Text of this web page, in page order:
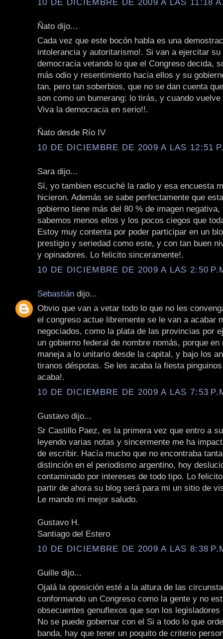
Ñato dijo...
Cada vez que este bocón habla es una
intolerancia y autoritarismo!. Si van a ejercitar su
democracia vetando lo que el Congreso decida,
más odio y resentimiento hacia ellos y su
tan, pero tan soberbios, que no se dan cuenta
son como un bumerang: lo tirás, y cuando
Viva la democracia en serio!!.
Ñato desde Río IV
10 DE DICIEMBRE DE 2009 A LAS 12:51
Sara dijo...
Sí, yo tambien escuché la radio y esa encuesta
hicieron. Además se sabe perfectamente que
gobierno tiene más del 80 % de imagen negativa,
sabemos menos ellos y los pocos ciegos que
Estoy muy contenta por poder participar en un
prestigio y seriedad como este, y con tan buen
y opinadores. Lo felicito sinceramente!.
10 DE DICIEMBRE DE 2009 A LAS 2:50
Sebastián dijo...
Obvio que van a vetar todo lo que no les
el congreso actue libremente se le van a acabar
negociados, como la plata de las provincias por
un gobierno federal de nombre nomás, porque
maneja a lo unitario desde la capital, y bajo los
tiranos déspotas. Se les acaba la fiesta
acaba!.
10 DE DICIEMBRE DE 2009 A LAS 7:53
Gustavo dijo...
Sr Castillo Paez, es la primera vez que entro a
leyendo varias notas y sincermente me ha
de escribir. Hacía mucho que no encontraba
distinción en el periodismo argentino, hoy
contaminado por intereses de todo tipo. Lo
partir de ahora su blog será para mi un sitio de
Le mando mi mejor saludo.
Gustavo H.
Santiago del Estero
10 DE DICIEMBRE DE 2009 A LAS 8:38
Guille dijo...
Ojalá la oposición esté a la altura de las
conformando un Congreso como la gente y no
obsecuentes genuflexos que son los
No se puede gobernar con el Si a todo lo que
banda, hay que tener un poquito de criterio